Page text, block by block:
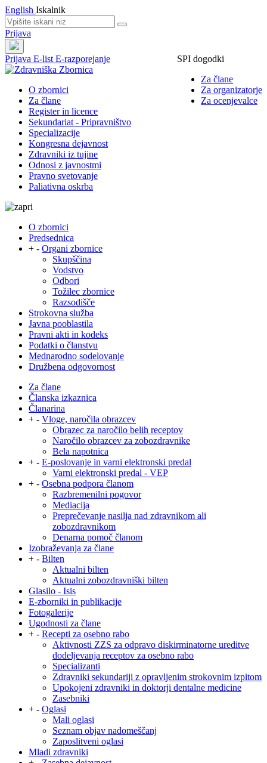
English Iskalnik
Prijava
Prijava
SPI dogodki
Za člane
Za organizatorje
Za ocenjevalce
E-list E-razporejanje
O zbornici
Za člane
Register in licence
Sekundariat - Pripravništvo
Specializacije
Kongresna dejavnost
Zdravniki iz tujine
Odnosi z javnostmi
Pravno svetovanje
Paliativna oskrba
O zbornici
Predsednica
+ - Organi zbornice
Skupščina
Vodstvo
Odbori
Tožilec zbornice
Razsodišče
Strokovna služba
Javna pooblastila
Pravni akti in kodeks
Podatki o članstvu
Mednarodno sodelovanje
Družbena odgovornost
Za člane
Članska izkaznica
Članarina
+ - Vloge, naročila obrazcev
Obrazec za naročilo belih receptov
Naročilo obrazcev za zobozdravnike
Bela napotnica
+ - E-poslovanje in varni elektronski predal
Varni elektronski predal - VEP
+ - Osebna podpora članom
Razbremenilni pogovor
Mediacija
Preprečevanje nasilja nad zdravnikom ali
zobozdravnikom
Denarna pomoč članom
Izobraževanja za člane
+ - Bilten
Aktualni bilten
Aktualni zobozdravniški bilten
Glasilo - Isis
E-zborniki in publikacije
Fotogalerije
Ugodnosti za člane
+ - Recepti za osebno rabo
Aktivnosti ZZS za odpravo diskirminatorne ureditve
dodeljevanja receptov za osebno rabo
Specializanti
Zdravniki sekundariji z opravljenim strokovnim izpitom
Upokojeni zdravniki in doktorji dentalne medicine
Zasebniki
+ - Oglasi
Mali oglasi
Seznam objav nadomeščanj
Zaposlitveni oglasi
Mladi zdravniki